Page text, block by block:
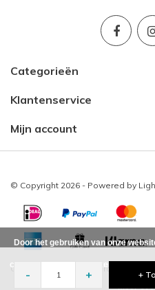
- + +
Categorieën
Klantenservice
Mijn account
© Copyright 2026 - Powered by
Creahuys41 beoordelingen op
Door het gebruiken van onze
cookies om onze website te
Meer